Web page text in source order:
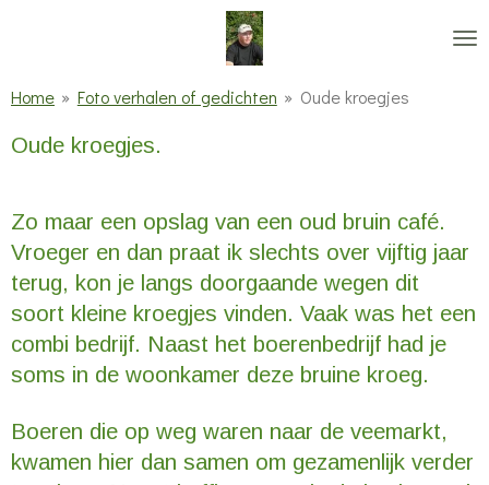
hoofdinhoud
Home » Foto verhalen of gedichten » Oude kroegjes
Oude kroegjes.
Zo maar een opslag van een oud bruin café.
Vroeger en dan praat ik slechts over vijftig jaar
terug, kon je langs doorgaande wegen dit
soort kleine kroegjes vinden. Vaak was het een
combi bedrijf. Naast het boerenbedrijf had je
soms in de woonkamer deze bruine kroeg.
Boeren die op weg waren naar de veemarkt,
kwamen hier dan samen om gezamenlijk verder